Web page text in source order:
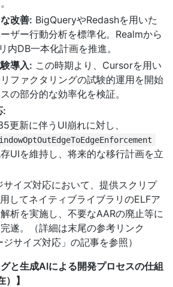
改善: BigQueryやRedashを用いた
ザー行動分析を標準化。Realmから
内DB一本化計画を推進。
導入: この時期より、Cursorを用い
ファクタリングの試験的運用を開始
の部分的な効率化を検証。
:
更新に伴うUI崩れに対し、
UIを維持し、将来的な移行計画を立
サイズ対応において、提供スクリプ
してネイティブライブラリのELFア
析を実施し、不要なAARの廃止等に
遂。（詳細は末尾の参考リンク
ジサイズ対応」の記事を参照）
グと生成AIによる開発プロセスの仕組
】